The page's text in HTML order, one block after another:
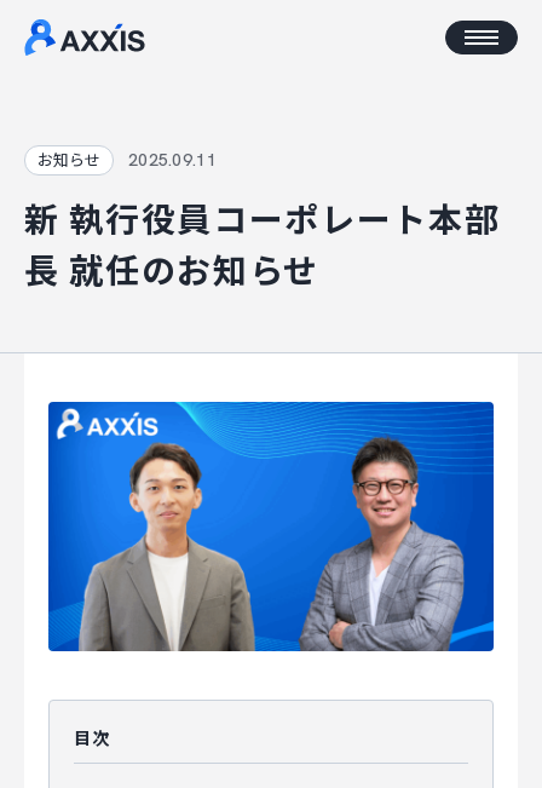
CORPORATE
企業情報
SERVICE
AXXISのサービス
マジキャリ
すべらないキャリアエージェント
NEWS
お知らせ 2025.09.11
新 執行役員コーポレート本部
長 就任のお知らせ
目次